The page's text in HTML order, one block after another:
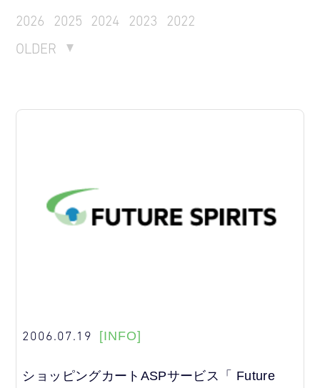
2026 2025 2024 2023
2022
OLDER
2006.07.19 [INFO]
ショッピングカートASPサービス「 Future